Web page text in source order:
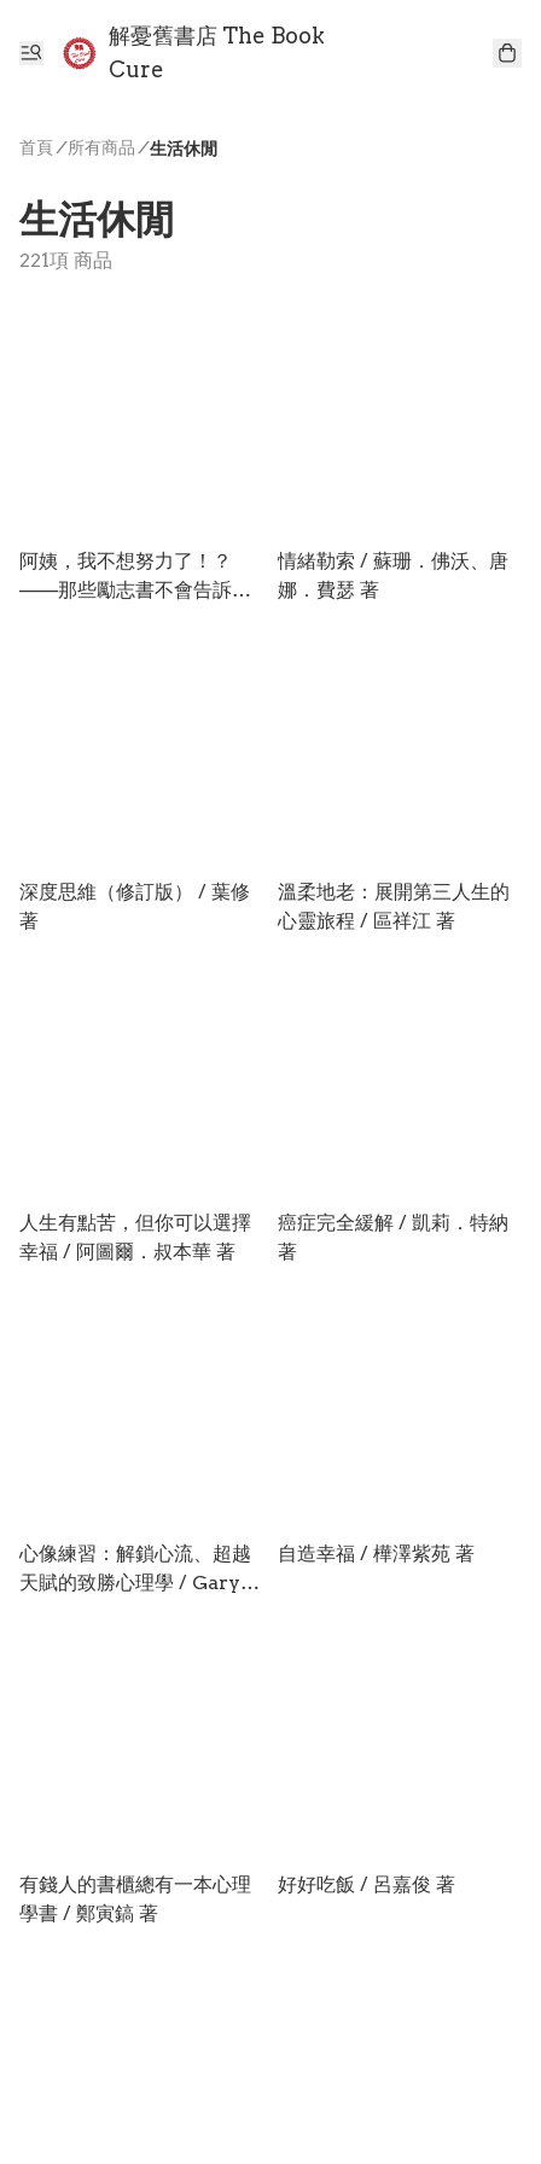
解憂舊書店 The Book
Cure
首頁/ 所有商品 /生活休閒
生活休閒
221項 商品
阿姨，我不想努力了！？
——那些勵志書不會告訴你
情緒勒索 / 蘇珊．佛沃、唐
娜．費瑟 著
深度思維（修訂版） / 葉修
著
溫柔地老：展開第三人生的
心靈旅程 / 區祥江 著
人生有點苦，但你可以選擇
幸福 / 阿圖爾．叔本華 著
癌症完全緩解 / 凱莉．特納
著
心像練習：解鎖心流、超越
天賦的致勝心理學 / Gary
自造幸福 / 樺澤紫苑 著
有錢人的書櫃總有一本心理
學書 / 鄭寅鎬 著
好好吃飯 / 呂嘉俊 著